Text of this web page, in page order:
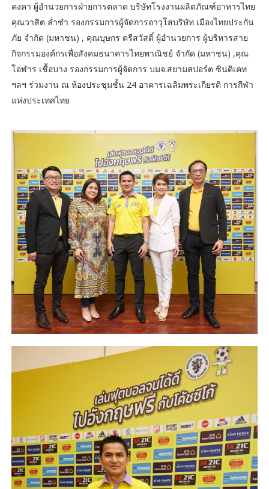
คงคา ผู้อำนวยการฝ่ายการตลาด บริษัทโรงงานผลิตภัณฑ์อาหารไทย
คุณวาสิต ล่ำซำ รองกรรมการผู้จัดการอาวุโสบริษัท เมืองไทยประกัน
ภัย จำกัด (มหาชน) , คุณบุษกร ตรีสวัสดิ์ ผู้อำนวยการ ผู้บริหารสาย
กิจกรรมองค์กรเพื่อสังคมธนาคารไทยพาณิชย์ จำกัด (มหาชน) ,คุณ
โอฬาร เชื้อบาง รองกรรมการผู้จัดการ บมจ.สยามสปอร์ต ซินดิเคท
ฯลฯ ร่วมงาน ณ ห้องประชุมชั้น 24 อาคารเฉลิมพระเกียรติ การกีฬา
แห่งประเทศไทย